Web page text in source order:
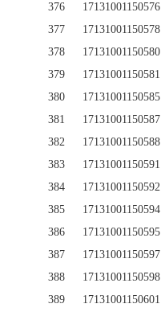
376
17131001150576
377
17131001150578
378
17131001150580
379
17131001150581
380
17131001150585
381
17131001150587
382
17131001150588
383
17131001150591
384
17131001150592
385
17131001150594
386
17131001150595
387
17131001150597
388
17131001150598
389
17131001150601